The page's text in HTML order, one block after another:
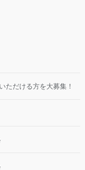
ただける方を大募集！